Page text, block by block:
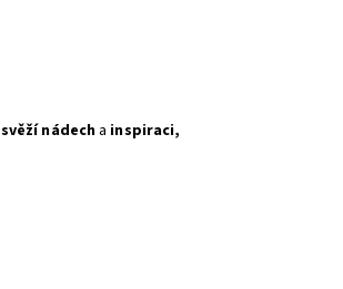
svěží nádech a inspiraci,